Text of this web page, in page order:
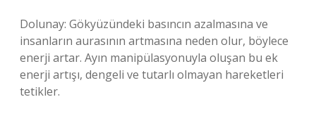
Dolunay: Gökyüzündeki basıncın azalmasına ve
insanların aurasının artmasına neden olur, böylece
enerji artar. Ayın manipülasyonuyla oluşan bu ek
enerji artışı, dengeli ve tutarlı olmayan hareketleri
tetikler.